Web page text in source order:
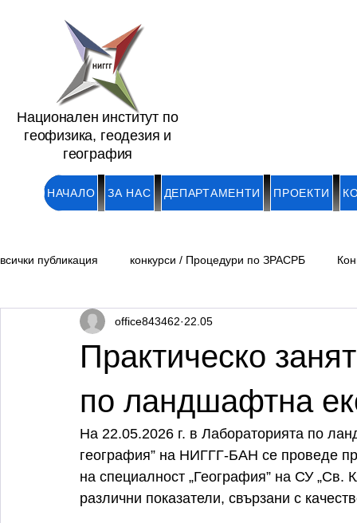
Национален институт по
геофизика, геодезия и
география
НАЧАЛО ЗА НАС ДЕПАРТАМЕНТИ ПРОЕКТИ
всички публикация конкурси / Процедури по ЗРАСРБ
Обяви/ Академични длъжности
Практическо
по ландшафтна
office843462 22.05
На 22.05.2026 г. в Лабораторията по
география” на НИГГГ-БАН се проведе
на специалност „География” на СУ „Св.
различни показатели, свързани с